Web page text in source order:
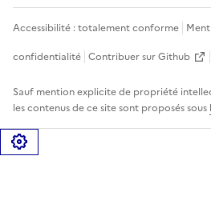
Accessibilité : totalement conforme
confidentialité Contribuer sur Github
Sauf mention explicite de propriété
les contenus de ce site sont proposés sous
Gérer les cookies